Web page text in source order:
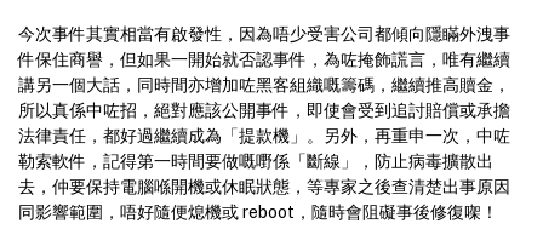
今次事件其實相當有啟發性，因為唔少受害公司都傾向隱瞞外洩事
件保住商譽，但如果一開始就否認事件，為咗掩飾謊言，唯有繼續
講另一個大話，同時間亦增加咗黑客組織嘅籌碼，繼續推高贖金，
所以真係中咗招，絕對應該公開事件，即使會受到追討賠償或承擔
法律責任，都好過繼續成為「提款機」。另外，再重申一次，中咗
勒索軟件，記得第一時間要做嘅嘢係「斷線」，防止病毒擴散出
去，仲要保持電腦喺開機或休眠狀態，等專家之後查清楚出事原因
同影響範圍，唔好隨便熄機或 reboot，隨時會阻礙事後修復㗎！